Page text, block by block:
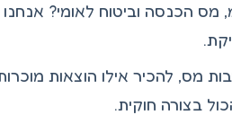
מס הכנסה וביטוח לאומי?
מס, להכיר אילו הוצאות
בצורה חוקית.